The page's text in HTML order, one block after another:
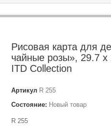
Рисовая карта для
чайные розы», 29.7 x
ITD Collection
Артикул R 255
Состояние: Новый товар
R 255